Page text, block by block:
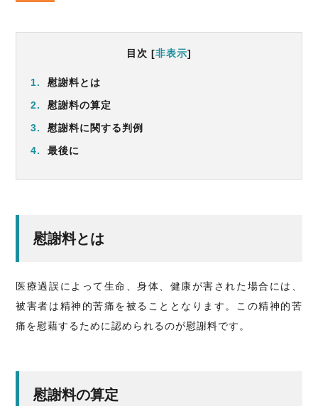
目次 [非表示]
1.
慰謝料とは
2.
慰謝料の算定
3.
慰謝料に関する判例
4.
最後に
慰謝料とは
医療過誤によって生命、身体、健康が害された場合には、
被害者は精神的苦痛を被ることとなります。この精神的苦
痛を慰藉するために認められるのが慰謝料です。
慰謝料の算定